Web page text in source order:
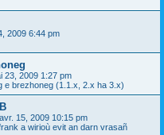
2009 6:44 pm
23, 2009 1:27 pm
e brezhoneg (1.1.x, 2.x ha 3.x)
15, 2009 10:15 pm
a wirioù evit an darn vrasañ